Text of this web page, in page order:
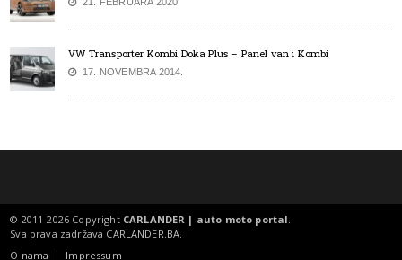
VW Transporter Kombi Doka Plus – Panel van i Kombi
17. NOVEMBRA 2014.
© 2011-2026 Copyright CARLANDER | auto moto portal
Sva prava zadržava CARLANDER.BA
O nama
Impressum